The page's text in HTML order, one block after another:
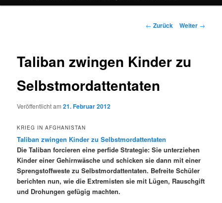
Beitragsnavigation
← Zurück Weiter →
Taliban zwingen Kinder zu
Selbstmordattentaten
Veröffentlicht am21. Februar 2012
KRIEG IN AFGHANISTAN
Taliban zwingen Kinder zu Selbstmordattentaten
Die Taliban forcieren eine perfide Strategie: Sie unterziehen
Kinder einer Gehirnwäsche und schicken sie dann mit einer
Sprengstoffweste zu Selbstmordattentaten. Befreite Schüler
berichten nun, wie die Extremisten sie mit Lügen, Rauschgift
und Drohungen gefügig machten.